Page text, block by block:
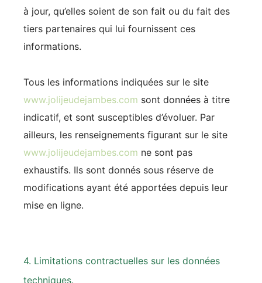
à jour, qu’elles soient de son fait ou du fait des
tiers partenaires qui lui fournissent ces
informations.
Tous les informations indiquées sur le site
www.jolijeudejambes.com sont données à titre
indicatif, et sont susceptibles d’évoluer. Par
ailleurs, les renseignements figurant sur le site
www.jolijeudejambes.com ne sont pas
exhaustifs. Ils sont donnés sous réserve de
modifications ayant été apportées depuis leur
mise en ligne.
4. Limitations contractuelles sur les données
techniques.